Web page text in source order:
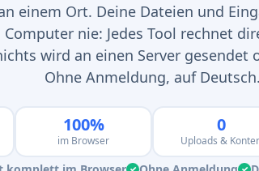
einem Ort. Deine Dateien und
Computer nie: Jedes Tool rechnet
wird an einen Server gesendet
Ohne Anmeldung, auf Deutsch.
100%
im Browser
0
Uploads &
✓ ✓